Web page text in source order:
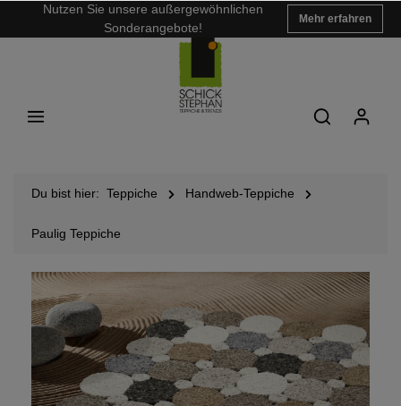
Nutzen Sie unsere außergewöhnlichen
Sonderangebote!
Mehr erfahren
Du bist hier: Teppiche Handweb-Teppiche
Paulig Teppiche